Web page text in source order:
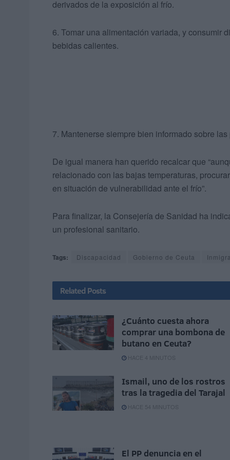
derivados de la exposición al frío.
6. Tomar una alimentación variada, y consumir
bebidas calientes.
7. Mantenerse siempre bien informado sobre
De igual manera han querido recalcar que
relacionado con las bajas temperaturas,
en situación de vulnerabilidad ante el frío”.
Para finalizar, la Consejería de Sanidad ha
un profesional sanitario.
Tags: Discapacidad Gobierno de Ceuta
Related Posts
¿Cuánto cuesta ahora
comprar una bombona de
butano en Ceuta?
HACE 4 MINUTOS
Ismail, uno de los rostros
tras la tragedia del Tarajal
HACE 54 MINUTOS
El PP denuncia en el